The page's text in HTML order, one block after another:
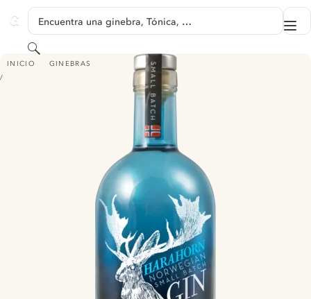
GINVENTORY
Encuentra una ginebra, Tónica, …
Buscar
INICIO GINEBRAS
HARAHORN NORWEGIAN SMALL BATCH GIN